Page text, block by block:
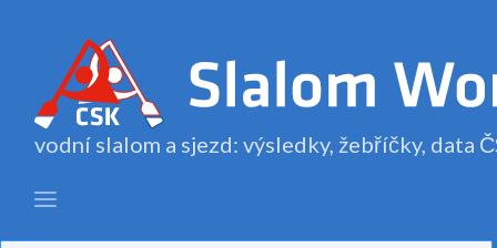
vodní slalom a sjezd: výsledky, žebříčky, data